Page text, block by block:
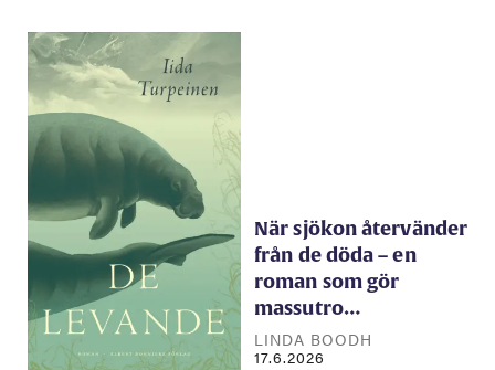
När sjökon återvänder
från de döda – en
roman som gör
massutro…
LINDA BOODH
17.6.2026